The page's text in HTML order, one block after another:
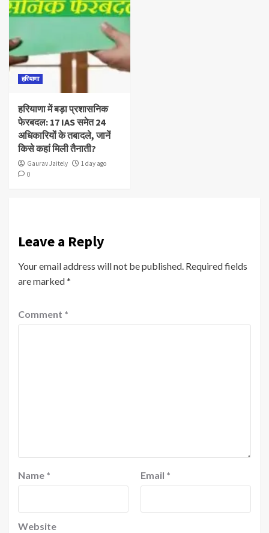
हरियाणा
हरियाणा में बड़ा प्रशासनिक
फेरबदल: 17 IAS समेत 24
अधिकारियों के तबादले, जानें
किसे कहां मिली तैनाती?
Gaurav Jaitely
1 day ago
0
Leave a Reply
Your email address will not be published. Required fields
are marked*
Comment *
Name * Email *
Website